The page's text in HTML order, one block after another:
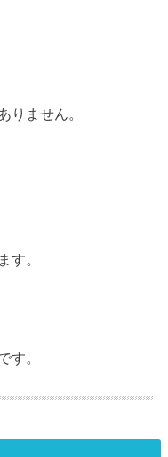
りません。
す。
す。